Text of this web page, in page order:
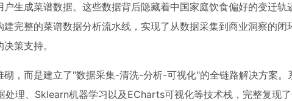
生成菜谱数据。这些数据背后隐藏着中国家庭饮食偏好的变迁轨
完整的菜谱数据分析流水线，实现了从数据采集到商业洞察的闭
策支持。
，而是建立了"数据采集-清洗-分析-可视化"的全链路解决方案。
理、Sklearn机器学习以及ECharts可视化等技术栈，完整复现